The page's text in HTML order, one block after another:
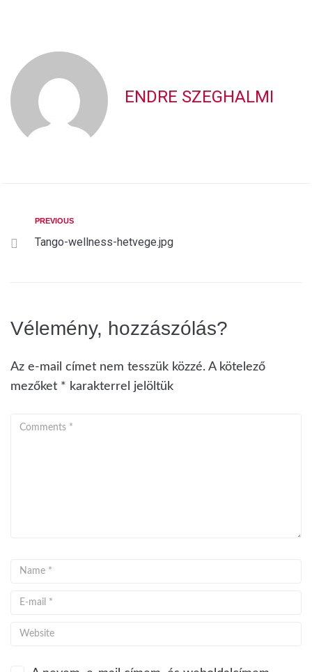
ENDRE SZEGHALMI
PREVIOUS
Tango-wellness-hetvege.jpg
Vélemény, hozzászólás?
Az e-mail címet nem tesszük közzé. A kötelező
mezőket * karakterrel jelöltük